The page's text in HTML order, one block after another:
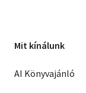
Mit kínálunk
AI Könyvajánló